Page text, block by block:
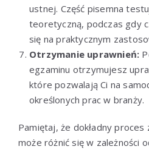
ustnej. Część pisemna
teoretyczną, podczas gdy
się na praktycznym
Otrzymanie uprawnień:
egzaminu otrzymujesz
które pozwalają Ci na
określonych prac w branży.
Pamiętaj, że dokładny
może różnić się w zależności